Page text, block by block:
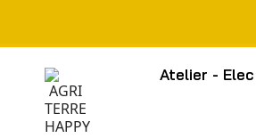
Atelier - Elec